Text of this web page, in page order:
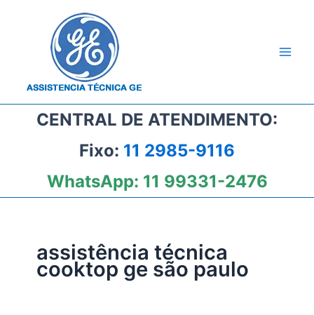
CENTRAL DE ATENDIMENTO:
Fixo: 11 2985-9116
WhatsApp: 11 99331-2476
assistência técnica
cooktop ge são paulo